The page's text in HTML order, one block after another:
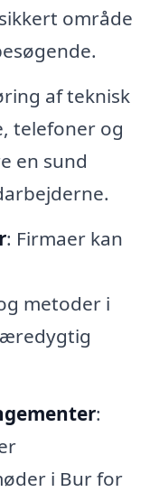
område
af teknisk
telefoner og
en sund
: Firmaer kan
metoder i
:
i Bur for